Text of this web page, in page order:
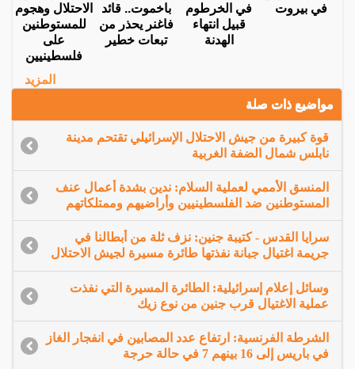
في بيروت
في الخرطوم
قبيل انتهاء
الهدنة
باخموت.. قائد
فاغنر يحذر من
تبعات خطير
الاحتلال وهجوم
للمستوطنين
على
فلسطينيين
المزيد
مواضيع ذات صلة
قوة كبيرة من جيش الاحتلال الإسرائيلي تقتحم مدينة
نابلس شمال الضفة الغربية
المنسق الأممي لعملية السلام: ندين بشدة أعمال عنف
المستوطنين ضد الفلسطينيين وأراضيهم وممتلكاتهم
سرايا القدس - كتيبة جنين: نزف ثلة من أبطالنا في
جريمة اغتيال جبانة نفذتها طائرة مسيرة لجيش الاحتلال
وسائل إعلام إسرائيلية: الطائرة المسيرة التي نفذت
عملية الاغتيال قرب جنين من نوع زيك
الشرطة الفرنسية: ارتفاع عدد المصابين في انفجار الغاز
في باريس إلى 16 بينهم 7 في حالة حرجة